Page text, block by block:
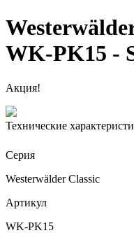
WK-PK15 -
Акция!
Технические
Серия
Westerwälder Classic
Артикул
WK-PK15